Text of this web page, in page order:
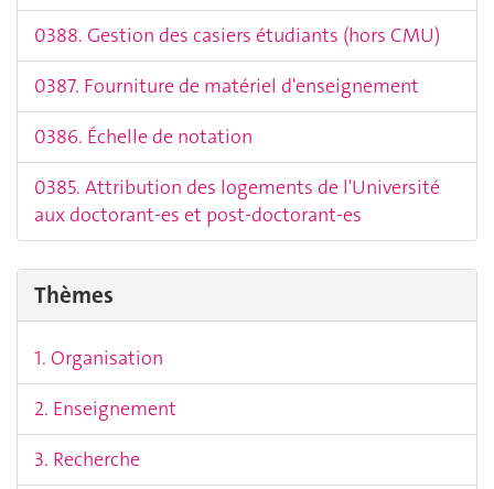
0388. Gestion des casiers étudiants (hors CMU)
0387. Fourniture de matériel d'enseignement
0386. Échelle de notation
0385. Attribution des logements de l'Université
aux doctorant-es et post-doctorant-es
Thèmes
1. Organisation
2. Enseignement
3. Recherche